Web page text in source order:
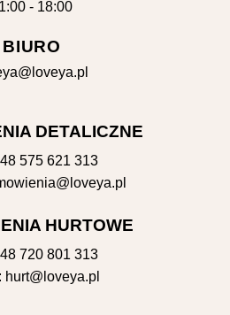
- 18:00
BIURO
DETALICZNE
575 621 313
HURTOWE
720 801 313
hurt@loveya.pl